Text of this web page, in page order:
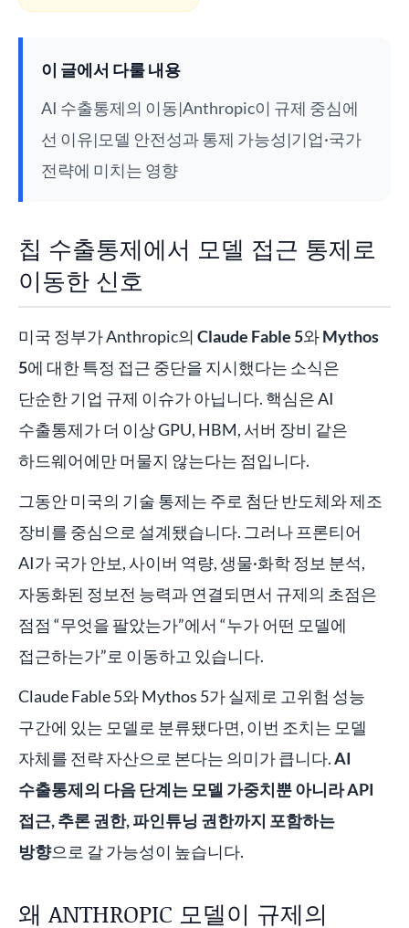
이 글에서 다룰 내용
AI 수출통제의 이동|Anthropic이 규제 중심에
선 이유|모델 안전성과 통제 가능성|기업·국가
전략에 미치는 영향
칩 수출통제에서 모델 접근 통제로
이동한 신호
미국 정부가 Anthropic의 Claude Fable 5와Mythos
5에 대한 특정 접근 중단을 지시했다는 소식은
단순한 기업 규제 이슈가 아닙니다. 핵심은 AI
수출통제가 더 이상 GPU, HBM, 서버 장비 같은
하드웨어에만 머물지 않는다는 점입니다.
그동안 미국의 기술 통제는 주로 첨단 반도체와 제조
장비를 중심으로 설계됐습니다. 그러나 프론티어
AI가 국가 안보, 사이버 역량, 생물·화학 정보 분석,
자동화된 정보전 능력과 연결되면서 규제의 초점은
점점 “무엇을 팔았는가”에서 “누가 어떤 모델에
접근하는가”로 이동하고 있습니다.
Claude Fable 5와 Mythos 5가 실제로 고위험 성능
구간에 있는 모델로 분류됐다면, 이번 조치는 모델
자체를 전략 자산으로 본다는 의미가 큽니다.AI
수출통제의 다음 단계는 모델 가중치뿐 아니라 API
접근, 추론 권한, 파인튜닝 권한까지 포함하는
방향으로 갈 가능성이 높습니다.
왜 ANTHROPIC 모델이 규제의